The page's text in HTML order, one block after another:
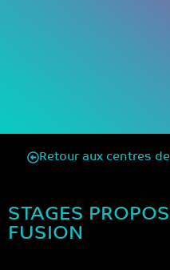
Retour aux centres
STAGES
FUSION